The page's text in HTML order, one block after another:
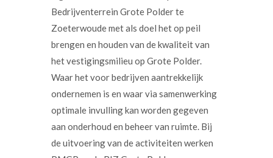
Bedrijventerrein Grote Polder te
Zoeterwoude met als doel het op peil
brengen en houden van de kwaliteit van
het vestigingsmilieu op Grote Polder.
Waar het voor bedrijven aantrekkelijk
ondernemen is en waar via samenwerking
optimale invulling kan worden gegeven
aan onderhoud en beheer van ruimte. Bij
de uitvoering van de activiteiten werken